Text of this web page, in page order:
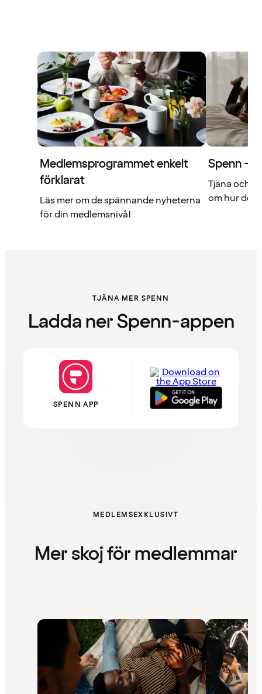
Medlemsprogrammet enkelt
förklarat
Läs mer om de spännande nyheterna
för din medlemsnivå!
Spenn –
Tjäna och
om hur det
TJÄNA MER SPENN
Ladda ner Spenn-appen
SPENN APP
MEDLEMSEXKLUSIVT
Mer skoj för medlemmar